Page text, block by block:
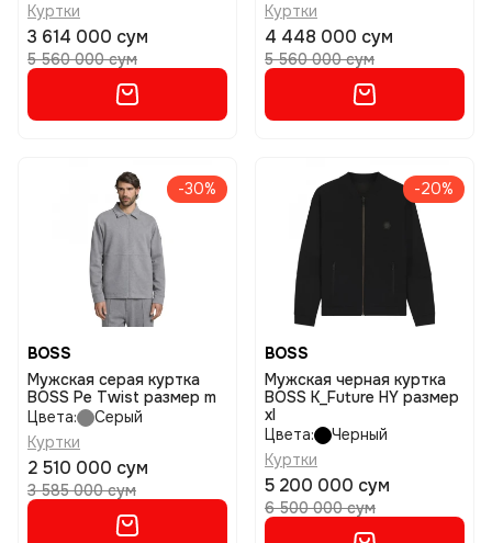
Куртки
3 614 000 сум
5 560 000 сум
Куртки
4 448 000 сум
5 560 000 сум
-30%
BOSS
Мужская серая куртка
BOSS Pe Twist размер m
Цвета:
Серый
Куртки
2 510 000 сум
3 585 000 сум
-20%
BOSS
Мужская черная куртка
BOSS K_Future HY размер
xl
Цвета:
Черный
Куртки
5 200 000 сум
6 500 000 сум